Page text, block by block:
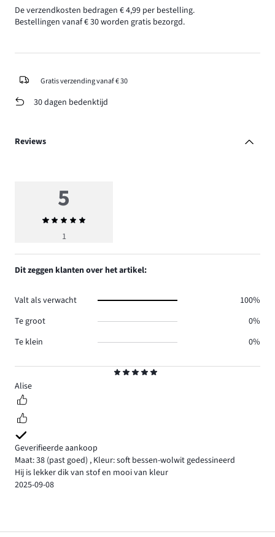
De verzendkosten bedragen € 4,99 per bestelling.
Bestellingen vanaf € 30 worden gratis bezorgd.
Gratis verzending vanaf € 30
30 dagen bedenktijd
Reviews
5
Alise
Geverifieerde aankoop
Maat: 38 (past goed) , Kleur: soft bessen-wolwit gedessineerd
Hij is lekker dik van stof en mooi van kleur
2025-09-08
5
Gemiddelde
beoordeling
1
Dit zeggen klanten over het artikel:
Valt als verwacht
100%
Te groot
0%
Te klein
0%